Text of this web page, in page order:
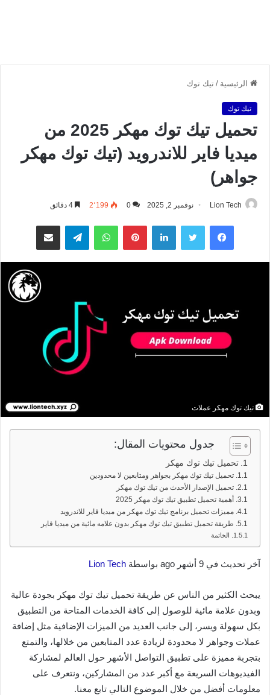
الرئيسية / تيك توك
تيك توك
تحميل تيك توك مهكر 2025 من
ميديا فاير للاندرويد (تيك توك مهكر
جواهر)
Lion Tech نوفمبر 2, 2025 0 2٬199
فيسبوك تويتر لينكدإن بينتيريستواتساب تيلقرام مشاركة عبر البريد
تيك توك مهكر عملات
جدول محتويات المقال:
تحميل تيك توك مهكر
تحميل تيك توك مهكر بجواهر ومتابعين لا محدودين
تحميل الإصدار الأحدث من تيك توك مهكر
أهمية تحميل تطبيق تيك توك مهكر 2025
مميزات تحميل برنامج تيك توك مهكر من ميديا فاير للاندرويد
طريقة تحميل تطبيق تيك توك مهكر بدون علامه مائية من ميديا فاير
الخاتمة
آخر تحديث في 9 أشهر ago بواسطة Lion Tech
يبحث الكثير من الناس عن طريقة تحميل تيك توك مهكر بجودة عالية
وبدون علامة مائية للوصول إلى كافة الخدمات المتاحة من التطبيق
بكل سهولة ويسر، إلى جانب العديد من الميزات الإضافية مثل إضافة
عملات وجواهر لا محدودة لزيادة عدد المتابعين من خلالها، والتمتع
بتجربة مميزة على تطبيق التواصل الأشهر حول العالم لمشاركة
الفيديوهات السريعة مع أكبر عدد من المشاركين، ونتعرف على
معلومات أفضل من خلال الموضوع التالي تابع معنا.